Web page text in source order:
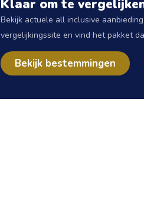
Klaar om te
Bekijk actuele all inclusive
vergelijkingssite en vind het pakket
Bekijk bestemmingen